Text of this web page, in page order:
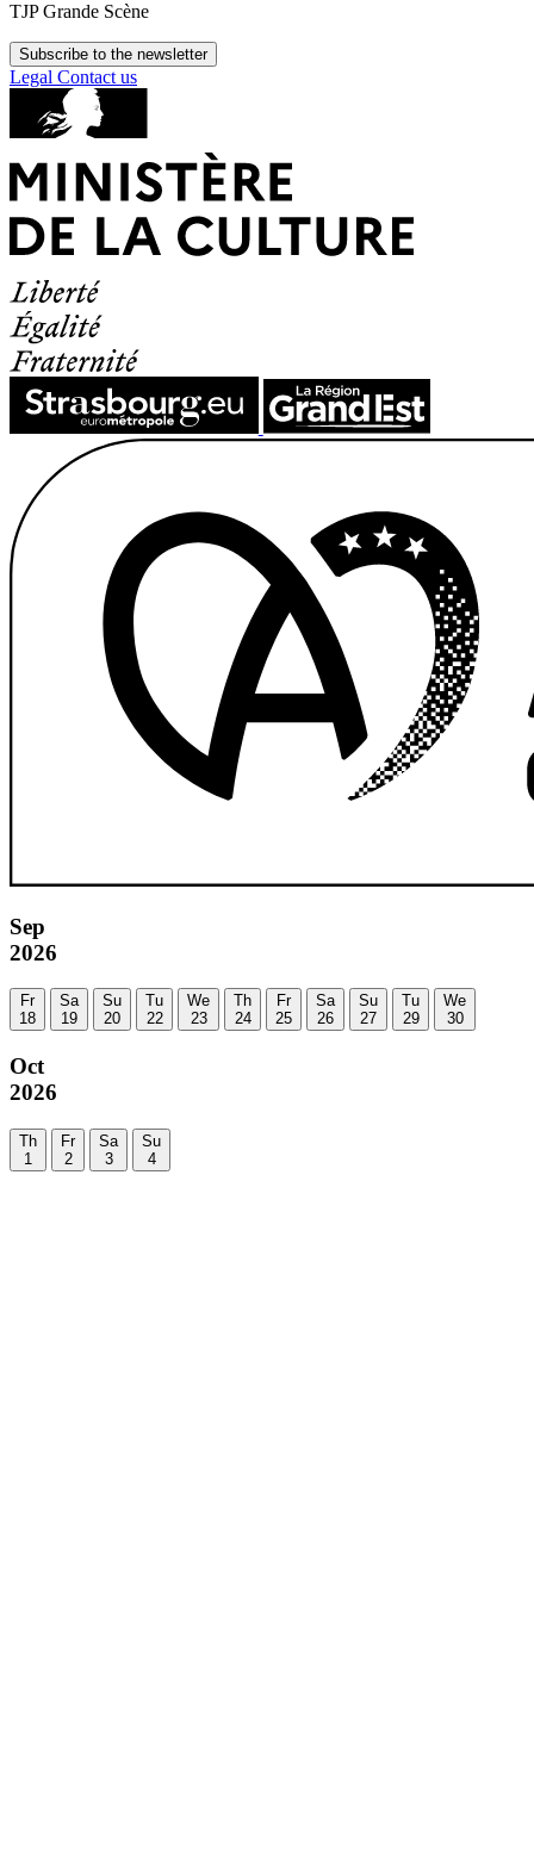
TJP Grande Scène
Subscribe to the newsletter
Legal Contact us
Sep
2026
Fr
18
Sa
19
Su
20
Tu
22
We
23
Th
24
Fr
25
Sa
26
Su
27
Tu
29
We
30
Oct
2026
Th
1
Fr
2
Sa
3
Su
4